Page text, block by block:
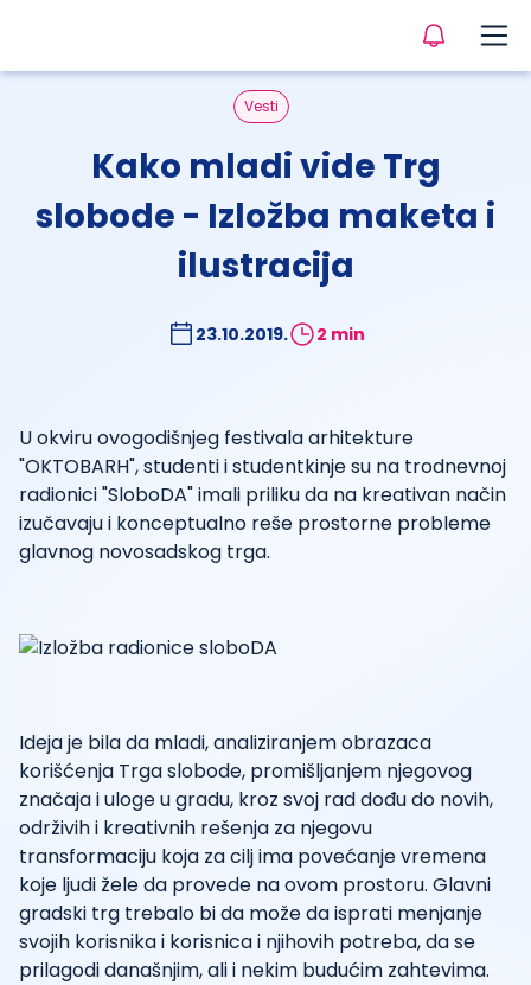
Vesti
Kako mladi vide Trg
slobode - Izložba maketa i
ilustracija
23.10.2019. 2 min
U okviru ovogodišnjeg festivala arhitekture
"OKTOBARH", studenti i studentkinje su na trodnevnoj
radionici "SloboDA" imali priliku da na kreativan način
izučavaju i konceptualno reše prostorne probleme
glavnog novosadskog trga.
Ideja je bila da mladi, analiziranjem obrazaca
korišćenja Trga slobode, promišljanjem njegovog
značaja i uloge u gradu, kroz svoj rad dođu do novih,
održivih i kreativnih rešenja za njegovu
transformaciju koja za cilj ima povećanje vremena
koje ljudi žele da provede na ovom prostoru. Glavni
gradski trg trebalo bi da može da isprati menjanje
svojih korisnika i korisnica i njihovih potreba, da se
prilagodi današnjim, ali i nekim budućim zahtevima.